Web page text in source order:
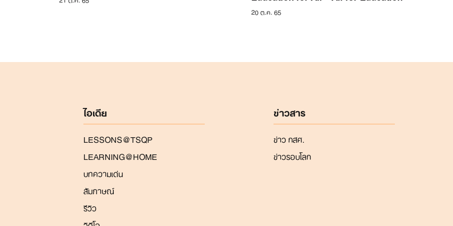
20 ต.ค. 65
ไอเดีย
LESSONS@TSQP
LEARNING@HOME
บทความเด่น
สัมภาษณ์
รีวิว
ข่าวสาร
ข่าว กสศ.
ข่าวรอบโลก